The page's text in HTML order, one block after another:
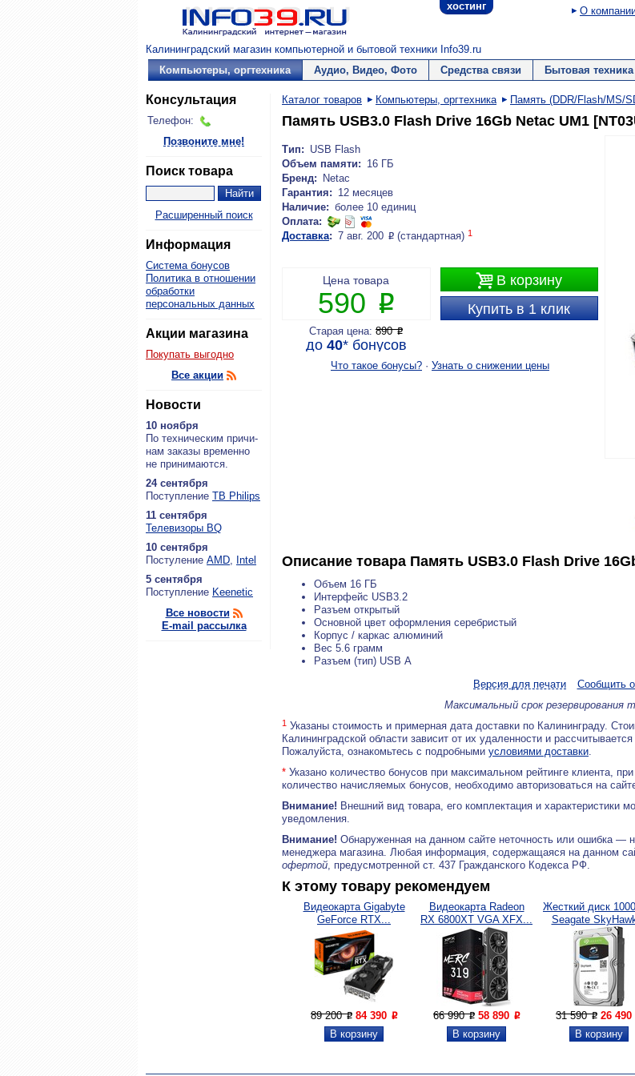
хостинг О
Калининградский магазин компьютерной и бытовой техники Info39.ru
Компьютеры, оргтехника
Аудио, Видео, Фото Средства связи Бытовая техника
Консультация
Телефон:
Позвоните мне!
Поиск товара
Расширенный поиск
Информация
Система бонусов
Политика в отношении
обработки
персональных данных
Акции магазина
Покупать выгодно
Все акции
Новости
10 ноября
По тех­ни­че­ским при­чи­
нам за­ка­зы вре­мен­но
не при­ни­ма­ют­ся.
24 сентября
По­ступ­ле­ние ТВ Philips
11 сентября
Теле­ви­зо­ры BQ
10 сентября
По­сту­ле­ние AMD, Intel
5 сентября
По­ступ­ле­ние Keenetic
Все новости
E-mail рассылка
Каталог товаров Компьютеры, оргтехника Память (DDR/Flash/MS/
Память USB3.0 Flash Drive 16Gb Netac UM1
Тип: USB Flash
Объем памяти: 16 ГБ
Бренд:
Netac
Гарантия: 12 месяцев
Наличие: более 10 единиц
Оплата:
Доставка: 7 авг. 200 P(стандартная) 1
В корзину
Купить в 1 клик
Цена товара
590 P
Старая цена:890P
до 40*бонусов
Что такое бонусы? · Узнать о снижении цены
Описание товара Память USB3.0 Flash Drive
Объем 16 ГБ
Интерфейс USB3.2
Разъем открытый
Основной цвет оформления серебристый
Корпус / каркас алюминий
Вес 5.6 грамм
Разъем (тип) USB А
Версия для печати
Сообщить
Максимальный срок резервирования
1 Указаны стоимость и примерная дата доставки по Калининграду.
Калининградской области зависит от их удаленности и
Пожалуйста, ознакомьтесь с подробными условиями доставки.
* Указано количество бонусов при максимальном рейтинге клиента,
количество начисляемых бонусов, необходимо авторизоваться на
Внимание! Внешний вид товара, его комплектация и характеристики
уведомления.
Внимание! Обнаруженная на данном сайте неточность или ошибка —
менеджера магазина. Любая информация, содержащаяся на данном
офертой, предусмотренной ст. 437 Гражданского Кодекса РФ.
К этому товару рекомендуем
Видеокарта Gigabyte
GeForce RTX...
89 200P 84 390 P
Видеокарта Radeon
RX 6800XT VGA XFX...
66 990P 58 890 P
Жесткий диск
Seagate
31 590P 26 490